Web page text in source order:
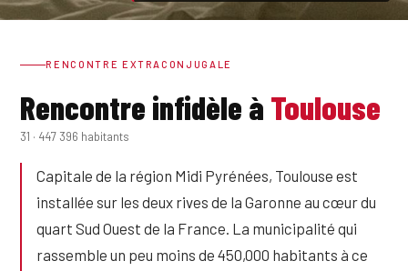
RENCONTRE EXTRACONJUGALE
Rencontre infidèle à Toulouse
31 · 447 396 habitants
Capitale de la région Midi Pyrénées, Toulouse est
installée sur les deux rives de la Garonne au cœur du
quart Sud Ouest de la France. La municipalité qui
rassemble un peu moins de 450,000 habitants à ce